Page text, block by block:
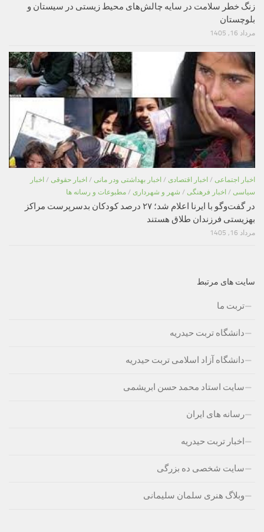
زنگ خطر سلامت در سایه چالش‌های محیط زیستی در سیستان و
بلوچستان
مرداد 16, 1405
اخبار اجتماعی / اخبار اقتصادی / اخبار بهداشتی ودر مانی / اخبار حقوقی / اخبار
سیاسی / اخبار فرهنگی / شهر و شهرداری / مطبوعات و رسانه ها
در گفت‌وگو با ایرنا اعلام شد؛ ۲۷ درصد کودکان بدسرپرست مراکز
بهزیستی فرزندان طلاق هستند
مرداد 16, 1405
سایت های مرتبط
تربت ما
دانشگاه تربت حیدریه
دانشگاه آزاد اسلامی تربت حیدریه
سایت استاد محمد حسن ابریشمی
رسانه های ایران
اخبار تربت حیدریه
سایت شخصی ده بزرگی
وبلاگ هنری سلمان سلیمانی